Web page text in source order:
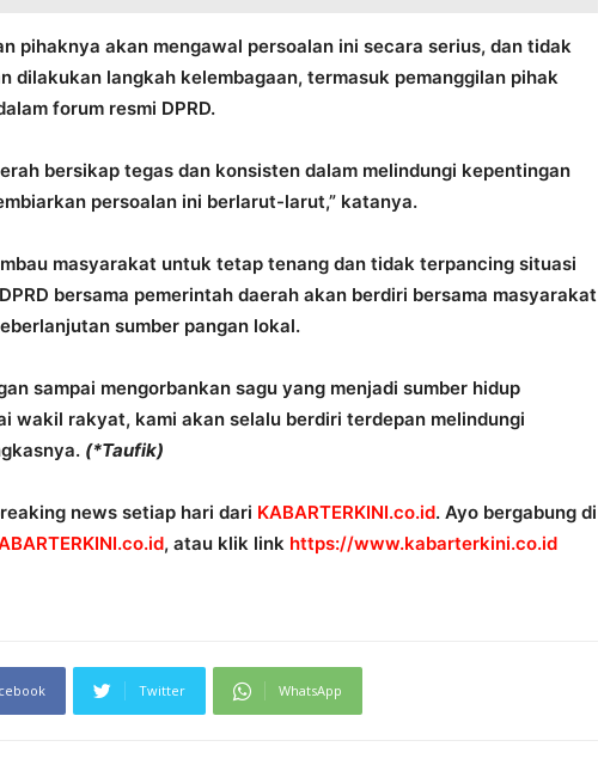
pihaknya akan mengawal persoalan ini secara serius, dan tidak
dilakukan langkah kelembagaan, termasuk pemanggilan pihak
forum resmi DPRD.
bersikap tegas dan konsisten dalam melindungi kepentingan
persoalan ini berlarut-larut,” katanya.
masyarakat untuk tetap tenang dan tidak terpancing situasi
bersama pemerintah daerah akan berdiri bersama masyarakat
sumber pangan lokal.
sampai mengorbankan sagu yang menjadi sumber hidup
wakil rakyat, kami akan selalu berdiri terdepan melindungi
(*Taufik)
news setiap hari dari KABARTERKINI.co.id. Ayo bergabung di
, atau klik link https://www.kabarterkini.co.id
Twitter WhatsApp